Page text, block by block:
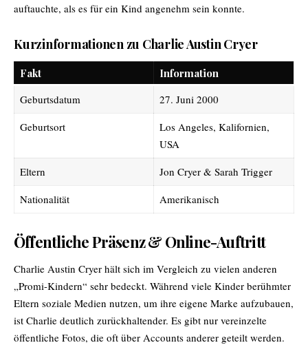
auftauchte, als es für ein Kind angenehm sein konnte.
Kurzinformationen zu Charlie Austin Cryer
Fakt
Information
Geburtsdatum
27. Juni 2000
Geburtsort
Los Angeles, Kalifornien,
USA
Eltern
Jon Cryer & Sarah Trigger
Nationalität
Amerikanisch
Öffentliche Präsenz & Online-Auftritt
Charlie Austin Cryer hält sich im Vergleich zu vielen anderen
„Promi-Kindern“ sehr bedeckt. Während viele Kinder berühmter
Eltern soziale Medien nutzen, um ihre eigene Marke aufzubauen,
ist Charlie deutlich zurückhaltender. Es gibt nur vereinzelte
öffentliche Fotos, die oft über Accounts anderer geteilt werden.